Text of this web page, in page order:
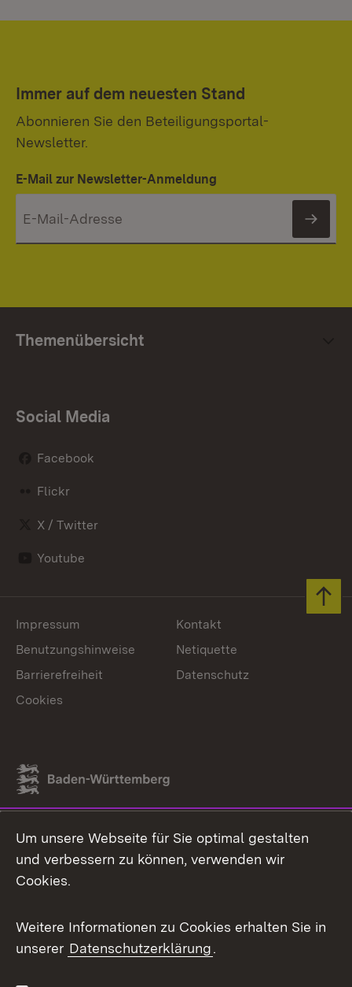
Immer auf dem neuesten Stand
Abonnieren Sie den Beteiligungsportal-
Newsletter.
E-Mail zur Newsletter-Anmeldung
Themenübersicht
Social Media
Facebook
Flickr
X / Twitter
Youtube
Link zum Landesportal
Impressum
Kontakt
Benutzungshinweise
Netiquette
Barrierefreiheit
Datenschutz
Cookies
Um unsere Webseite für Sie optimal gestalten
und verbessern zu können, verwenden wir
Cookies.
Weitere Informationen zu Cookies erhalten Sie in
unserer Datenschutzerklärung.